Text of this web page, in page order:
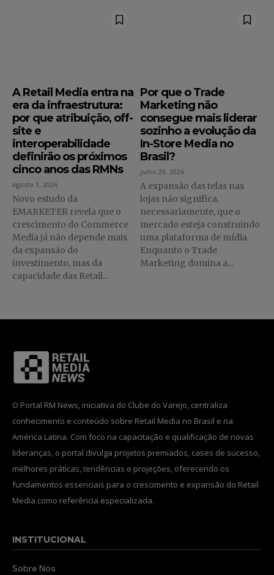
A Retail Media entra na
era da infraestrutura:
por que atribuição, off-
site e
interoperabilidade
definirão os próximos
cinco anos das RMNs
agosto 1, 2026
Novo estudo da
EMARKETER revela que o
crescimento do Commerce
Media já não depende mais
da expansão do
investimento, mas da
capacidade das Retail...
Por que o Trade
Marketing não
consegue mais liderar
sozinho a evolução da
In-Store Media no
Brasil?
julho 29, 2026
A expansão das telas nas
lojas não significa,
necessariamente, que o
mercado esteja construindo
uma plataforma de mídia.
Enquanto o Trade
Marketing domina a...
O Portal RM News, iniciativa do Clube do Varejo, centraliza
conhecimento e conteúdo sobre Retail Media no Brasil e na
América Latina. Com foco na capacitação e qualificação de novas
lideranças, o portal divulga projetos premiados, cases de sucesso,
melhores práticas, tendências e projeções, oferecendo os
fundamentos essenciais para o crescimento e expansão do Retail
Media como referência especializada.
INSTITUCIONAL
Sobre Nós